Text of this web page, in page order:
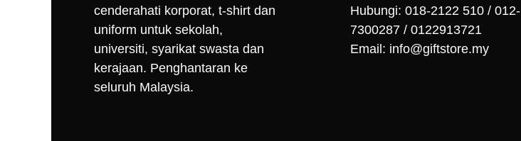
cenderahati korporat, t-shirt dan
uniform untuk sekolah,
universiti, syarikat swasta dan
kerajaan. Penghantaran ke
seluruh Malaysia.
Hubungi: 018-2122 510 / 012-
7300287 / 0122913721
Email: info@giftstore.my